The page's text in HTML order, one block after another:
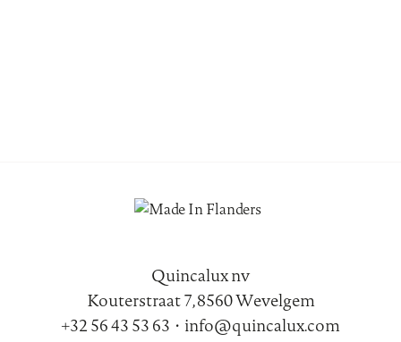
Quincalux nv
Kouterstraat 7, 8560 Wevelgem
+32 56 43 53 63 • info@quincalux.com